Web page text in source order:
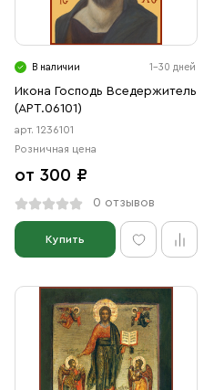
В наличии 1-30 дней
Икона Господь Вседержитель
(АРТ.06101)
арт. 1236101
Розничная цена
от 300 ₽
0 отзывов
Купить